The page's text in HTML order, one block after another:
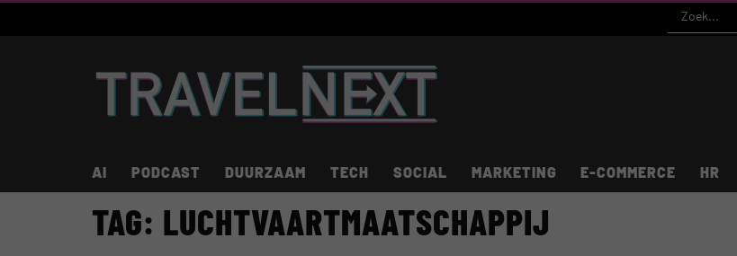
AI PODCAST DUURZAAM TECH SOCIAL MARKETING E-COMMERCE HR
TAG: LUCHTVAARTMAATSCHAPPIJ